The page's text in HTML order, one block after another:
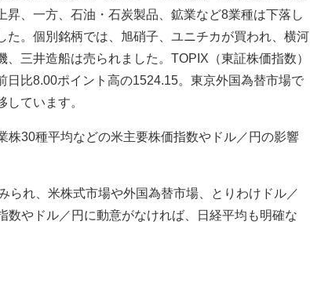
昇、一方、石油・石炭製品、鉱業など8業種は下落し
た。個別銘柄では、旭硝子、ユニチカが買われ、横河
、三井造船は売られました。TOPIX（東証株価指数）
日比8.00ポイント高の1524.15。東京外国為替市場で
ています。
30種平均などの米主要株価指数やドル／円の影響
れ、米株式市場や外国為替市場、とりわけドル／
やドル／円に動意がなければ、日経平均も明確な